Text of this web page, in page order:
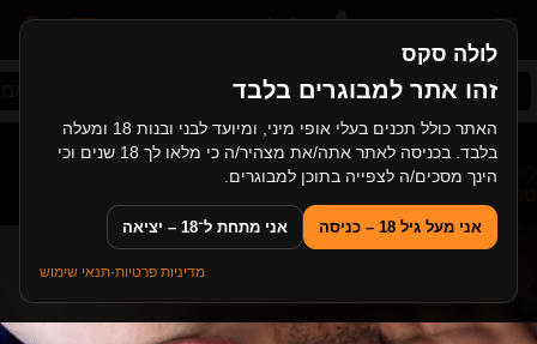
לולה סקס
זהו אתר למבוגרים בלבד
האתר כולל תכנים בעלי אופי מיני, ומיועד לבני ובנות 18 ומעלה
בלבד. בכניסה לאתר אתה/את מצהיר/ה כי מלאו לך 18 שנים וכי
הינך מסכים/ה לצפייה בתוכן למבוגרים.
אני מעל גיל 18 – כניסה אני מתחת ל־18 – יציאה
מדיניות פרטיות·תנאי שימוש
סקס ישראלי אודישן
לולה סקס>סקס שחורות>צעירה שחורה סקסית בזיון סוער עם